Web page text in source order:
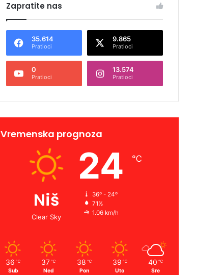
Zapratite nas
35.614
Pratioci
9.865
Pratioci
0
Pratioci
13.574
Pratioci
Vremenska prognoza
Niš
Clear Sky
24 ℃
36º - 24º
71%
1.06 km/h
36 ℃
Sub
37 ℃
Ned
38 ℃
Pon
39 ℃
Uto
40 ℃
Sre